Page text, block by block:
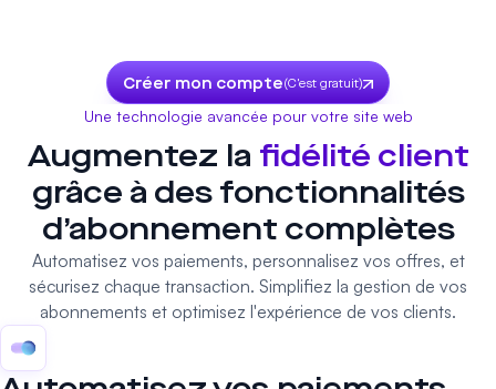
Créer mon compte(C'est gratuit)
Une technologie avancée pour votre site web
Augmentez la fidélité client
grâce à des fonctionnalités
d’abonnement complètes
Automatisez vos paiements, personnalisez vos offres, et
sécurisez chaque transaction. Simplifiez la gestion de vos
abonnements et optimisez l'expérience de vos clients.